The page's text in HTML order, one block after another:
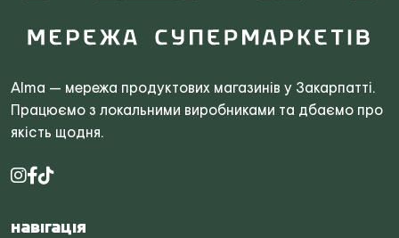
Alma — мережа продуктових магазинів у Закарпатті.
Працюємо з локальними виробниками та дбаємо про
якість щодня.
Навігація